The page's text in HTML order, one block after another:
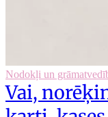
Nodokļi un
Vai,